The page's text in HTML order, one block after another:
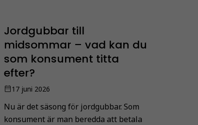
Jordgubbar till
midsommar – vad kan du
som konsument titta
efter?
17 juni 2026
Nu är det säsong för jordgubbar. Som
konsument är man beredda att betala